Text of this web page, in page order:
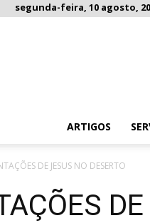
segunda-feira, 10 agosto,
ARTIGOS
DE JESUS NO DESERTO